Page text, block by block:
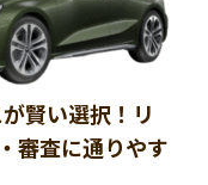
賢い選択！リ
審査に通りやす